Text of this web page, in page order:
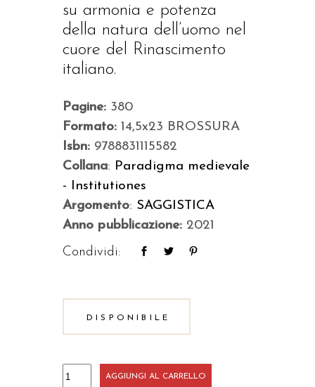
su armonia e potenza
della natura dell’uomo nel
cuore del Rinascimento
italiano.
Pagine: 380
Formato: 14,5x23 BROSSURA
Isbn: 9788831115582
Collana: Paradigma medievale
- Institutiones
Argomento: SAGGISTICA
Anno pubblicazione: 2021
Condividi:
DISPONIBILE
MiseriaAGGIUNGI AL CARRELLO